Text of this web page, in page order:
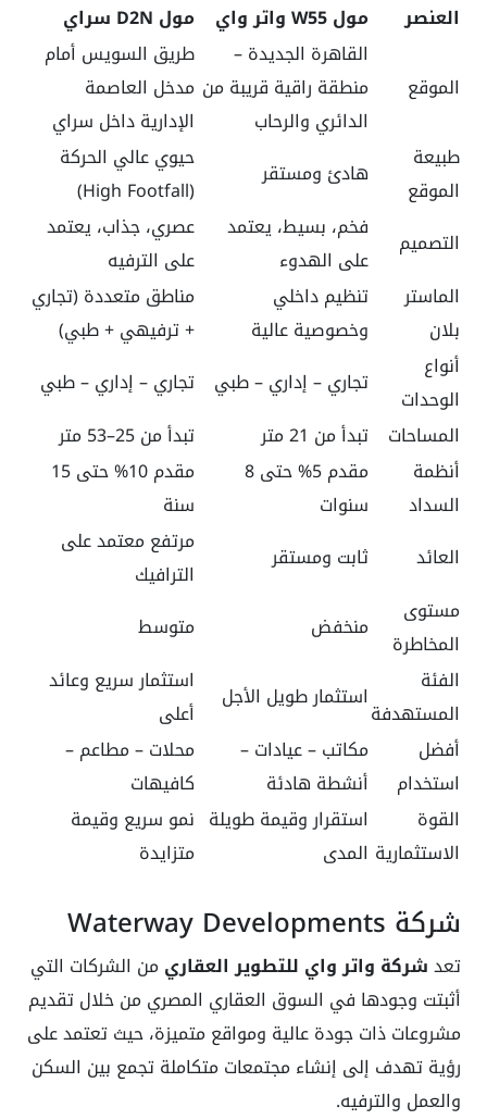
العنصر
مول W55 واتر واي مول D2N سراي
الموقع
القاهرة الجديدة –
منطقة راقية قريبة من
الدائري والرحاب
طريق السويس أمام
مدخل العاصمة
الإدارية داخل سراي
طبيعة
الموقع
هادئ ومستقر
حيوي عالي الحركة
(High Footfall)
التصميم
فخم، بسيط، يعتمد
على الهدوء
عصري، جذاب، يعتمد
على الترفيه
الماستر
بلان
تنظيم داخلي
وخصوصية عالية
مناطق متعددة (تجاري
+ ترفيهي + طبي)
أنواع
الوحدات
تجاري – إداري – طبي
تجاري – إداري – طبي
المساحات
تبدأ من 21 متر
تبدأ من 25–53 متر
أنظمة
السداد
مقدم 5% حتى 8
سنوات
مقدم 10% حتى 15
سنة
العائد
ثابت ومستقر
مرتفع معتمد على
الترافيك
مستوى
المخاطرة
منخفض
متوسط
الفئة
المستهدفة
استثمار طويل الأجل
استثمار سريع وعائد
أعلى
أفضل
استخدام
مكاتب – عيادات –
أنشطة هادئة
محلات – مطاعم –
كافيهات
القوة
الاستثمارية
استقرار وقيمة طويلة
المدى
نمو سريع وقيمة
متزايدة
شركة Waterway Developments
تعدشركة واتر واي للتطوير العقاري من الشركات التي
أثبتت وجودها في السوق العقاري المصري من خلال تقديم
مشروعات ذات جودة عالية ومواقع متميزة، حيث تعتمد على
رؤية تهدف إلى إنشاء مجتمعات متكاملة تجمع بين السكن
والعمل والترفيه.